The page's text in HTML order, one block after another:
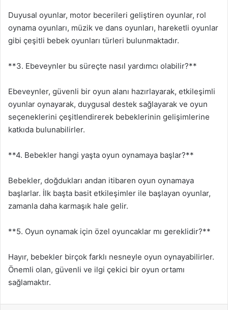
Duyusal oyunlar, motor becerileri geliştiren oyunlar, rol
oynama oyunları, müzik ve dans oyunları, hareketli oyunlar
gibi çeşitli bebek oyunları türleri bulunmaktadır.
**3. Ebeveynler bu süreçte nasıl yardımcı olabilir?**
Ebeveynler, güvenli bir oyun alanı hazırlayarak, etkileşimli
oyunlar oynayarak, duygusal destek sağlayarak ve oyun
seçeneklerini çeşitlendirerek bebeklerinin gelişimlerine
katkıda bulunabilirler.
**4. Bebekler hangi yaşta oyun oynamaya başlar?**
Bebekler, doğdukları andan itibaren oyun oynamaya
başlarlar. İlk başta basit etkileşimler ile başlayan oyunlar,
zamanla daha karmaşık hale gelir.
**5. Oyun oynamak için özel oyuncaklar mı gereklidir?**
Hayır, bebekler birçok farklı nesneyle oyun oynayabilirler.
Önemli olan, güvenli ve ilgi çekici bir oyun ortamı
sağlamaktır.